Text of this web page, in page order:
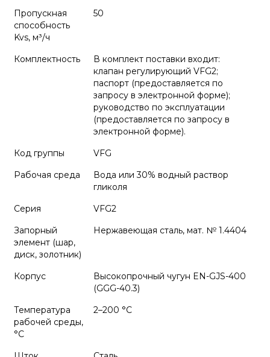
Пропускная
способность
Kvs, м³/ч
50
Комплектность
В комплект поставки входит:
клапан регулирующий VFG2;
паспорт (предоставляется по
запросу в электронной форме);
руководство по эксплуатации
(предоставляется по запросу в
электронной форме).
Код группы
VFG
Рабочая среда
Вода или 30% водный раствор
гликоля
Серия
VFG2
Запорный
элемент (шар,
диск, золотник)
Нержавеющая сталь, мат. № 1.4404
Корпус
Высокопрочный чугун EN-GJS-400
(GGG-40.3)
Температура
рабочей среды,
°С
2–200 °С